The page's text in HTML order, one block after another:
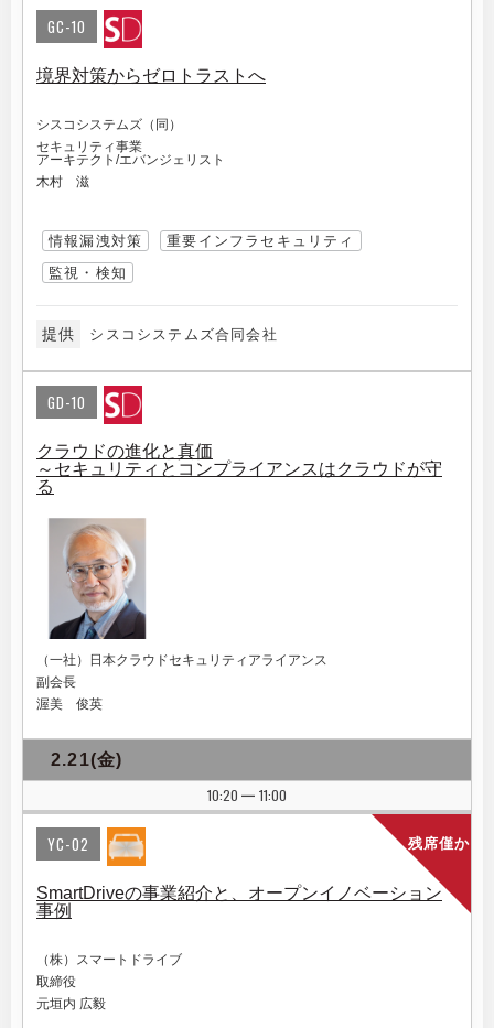
GC-10
境界対策からゼロトラストへ
シスコシステムズ（同）
セキュリティ事業
アーキテクト/エバンジェリスト
木村 滋
情報漏洩対策
重要インフラセキュリティ
監視・検知
提供 シスコシステムズ合同会社
GD-10
クラウドの進化と真価
～セキュリティとコンプライアンスはクラウドが守
る
（一社）日本クラウドセキュリティアライアンス
副会長
渥美 俊英
2.21(金)
10:20
| 11:00
残席僅か
YC-02
SmartDriveの事業紹介と、オープンイノベーション
事例
（株）スマートドライブ
取締役
元垣内 広毅